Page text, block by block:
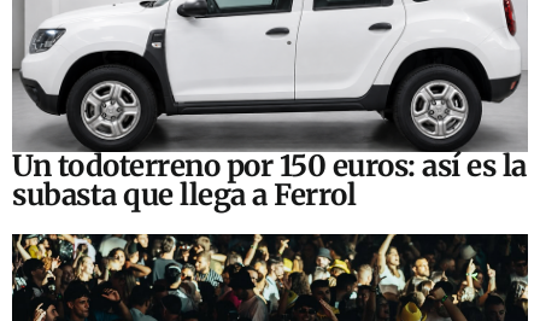
Un todoterreno por 150 euros: así es la
subasta que llega a Ferrol